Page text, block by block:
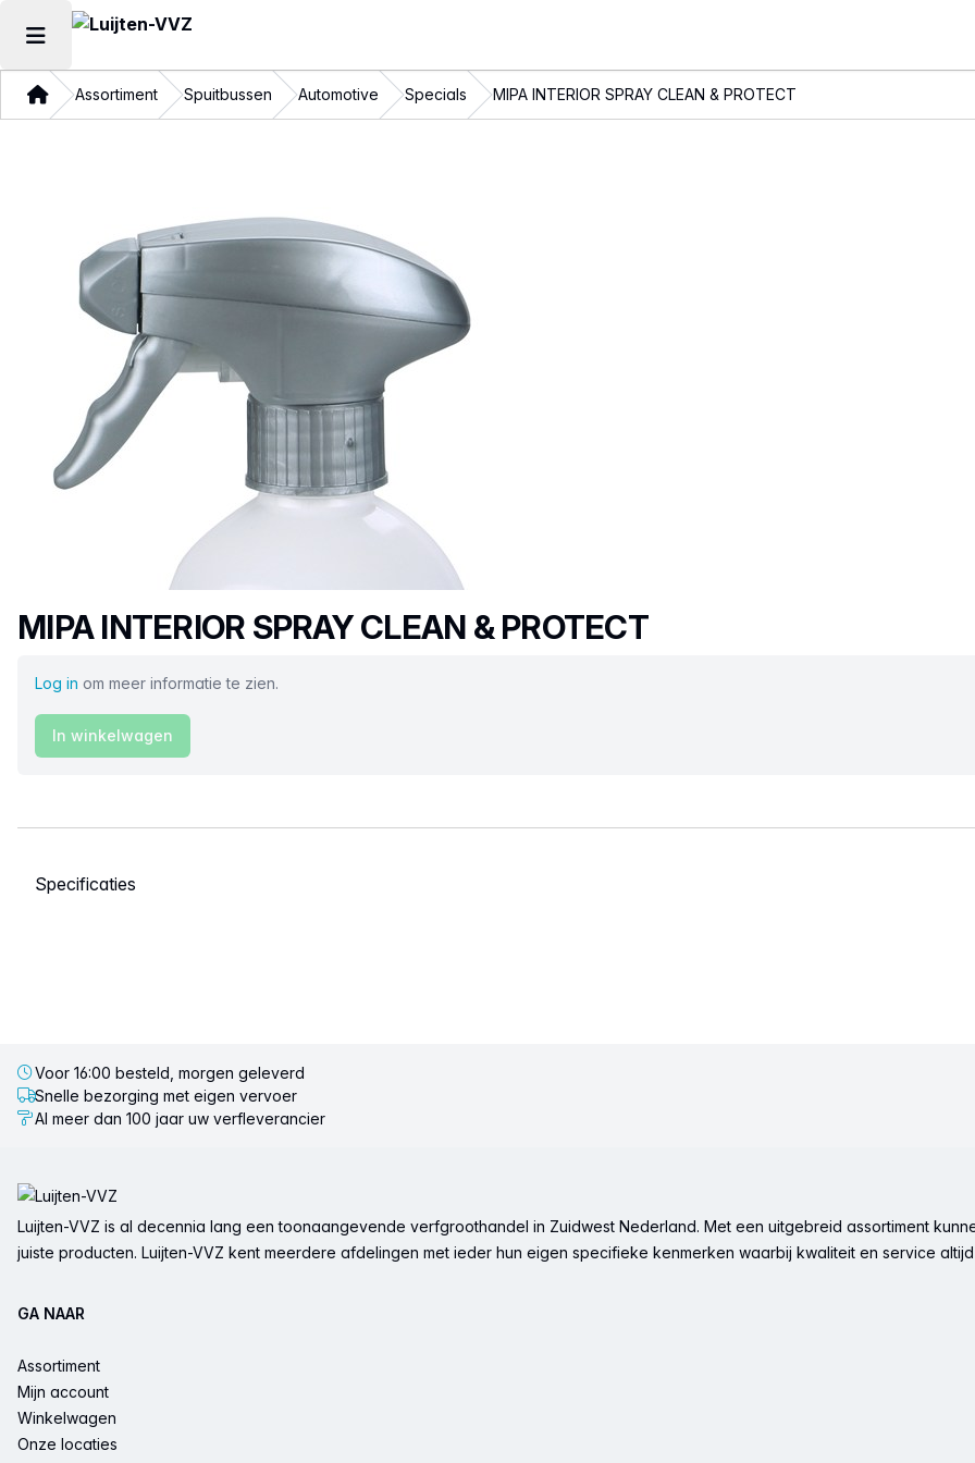
Hoofdmenu openen
ThuisAssortiment Spuitbussen Automotive Specials MIPA INTERIOR SPRAY CLEAN & PROTECT
Productnaam
MIPA INTERIOR SPRAY CLEAN & PROTECT
Log in om meer informatie te zien.
In winkelwagen
Selecteer een tabblad
Voor 16:00 besteld, morgen geleverd
Snelle bezorging met eigen vervoer
Al meer dan 100 jaar uw verfleverancier
Luijten-VVZ is al decennia lang een toonaangevende verfgroothandel in Zuidwest Nederland. Met een uitgebreid assortiment
juiste producten. Luijten-VVZ kent meerdere afdelingen met ieder hun eigen specifieke kenmerken waarbij kwaliteit en service
GA NAAR
Assortiment
Mijn account
Winkelwagen
Onze locaties